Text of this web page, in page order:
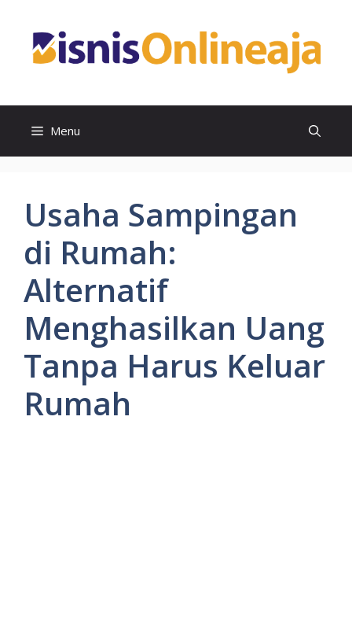
content
Menu
Usaha Sampingan
di Rumah:
Alternatif
Menghasilkan Uang
Tanpa Harus Keluar
Rumah